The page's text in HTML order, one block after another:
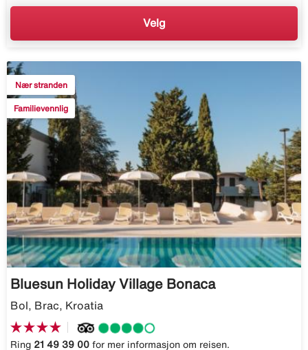
Velg
Nær stranden
Familievennlig
Bluesun Holiday Village Bonaca
Bol, Brac, Kroatia
Ring 21 49 39 00 for mer informasjon om reisen.